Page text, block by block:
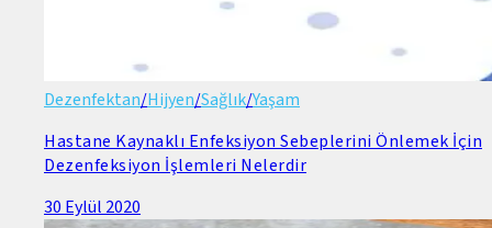
Dezenfektan/Hijyen/Sağlık/Yaşam
Hastane Kaynaklı Enfeksiyon Sebeplerini Önlemek İçin
Dezenfeksiyon İşlemleri Nelerdir
30 Eylül 2020